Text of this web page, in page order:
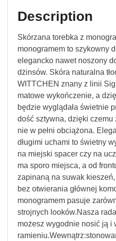
Description
Skórzana torebka z
monogramem to szykowny
elegancko nawet noszony
dżinsów. Skóra naturalna
WITTCHEN znany z linii
matowe wykończenie, a
będzie wyglądała świetnie
dość sztywna, dzięki
nie w pełni obciążona.
długimi uchami to świetny
na miejski spacer czy na
ma sporo miejsca, a od
zapinaną na suwak
bez otwierania głównej
monogramem pasuje
strojnych looków.Nasza
możesz wygodnie nosić ją i